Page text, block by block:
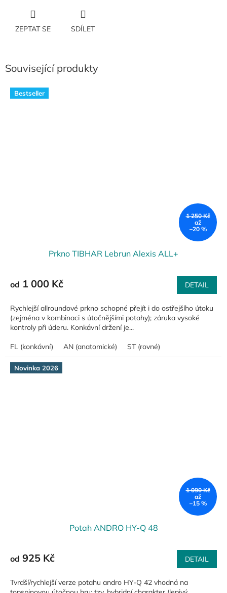
ZEPTAT SE SDÍLET
Související produkty
Bestseller
1 250 Kč
až
–20 %
Prkno TIBHAR Lebrun Alexis ALL+
od 1 000 Kč DETAIL
Rychlejší allroundové prkno schopné přejít i do ostřejšího útoku
(zejména v kombinaci s útočnějšími potahy); záruka vysoké
kontroly při úderu. Konkávní držení je...
FL (konkávní) AN (anatomické) ST (rovné)
Novinka 2026
1 090 Kč
až
–15 %
Potah ANDRO HY-Q 48
od 925 Kč DETAIL
Tvrdší/rychlejší verze potahu andro HY-Q 42 vhodná na